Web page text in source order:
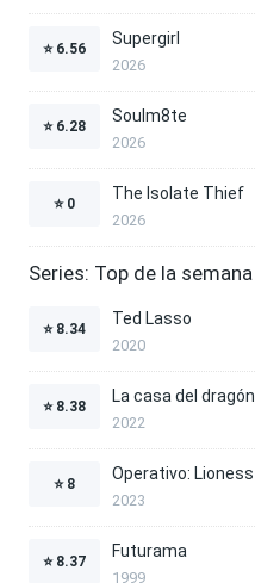
⭐ 6.56
Supergirl
2026
⭐ 6.28
Soulm8te
2026
⭐ 0
The Isolate Thief
2026
Series: Top de la semana
⭐ 8.34
Ted Lasso
2020
⭐ 8.38
La casa del dragón
2022
⭐ 8
Operativo: Lioness
2023
⭐ 8.37
Futurama
1999